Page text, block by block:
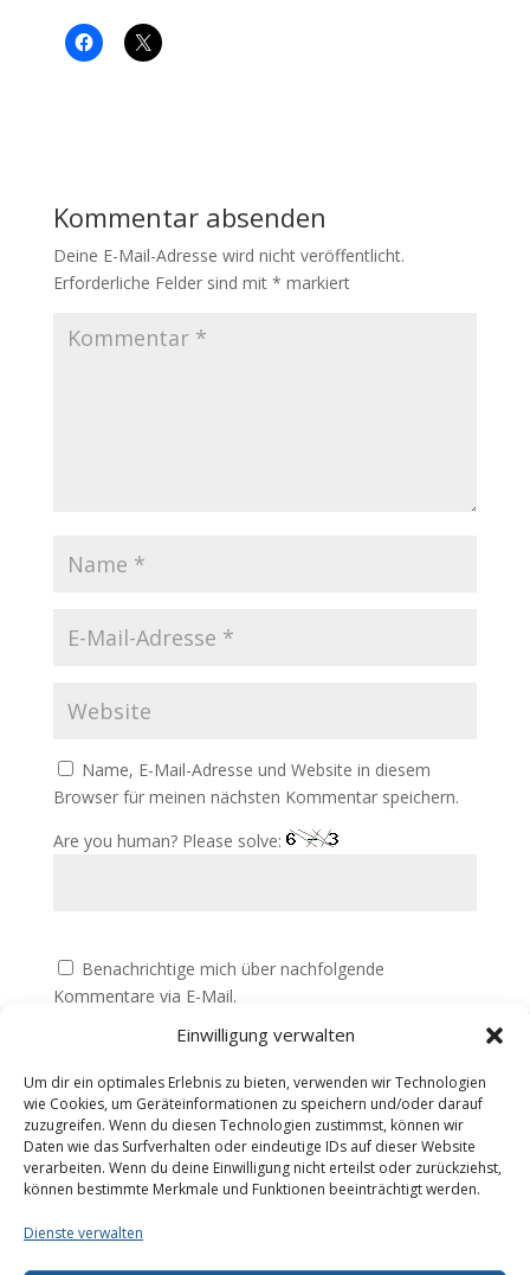
Einwilligung verwalten
Um dir ein optimales Erlebnis zu bieten, verwenden wir Technologien
wie Cookies, um Geräteinformationen zu speichern und/oder darauf
zuzugreifen. Wenn du diesen Technologien zustimmst, können wir
Daten wie das Surfverhalten oder eindeutige IDs auf dieser Website
verarbeiten. Wenn du deine Einwilligung nicht erteilst oder zurückziehst,
können bestimmte Merkmale und Funktionen beeinträchtigt werden.
Dienste verwalten
Kommentar absenden
Deine E-Mail-Adresse wird nicht veröffentlicht.
Erforderliche Felder sind mit * markiert
Name, E-Mail-Adresse und Website in diesem
Browser für meinen nächsten Kommentar speichern.
Are you human? Please solve:
Benachrichtige mich über nachfolgende
Kommentare via E-Mail.
Benachrichtige mich über neue Beiträge via E-Mail.